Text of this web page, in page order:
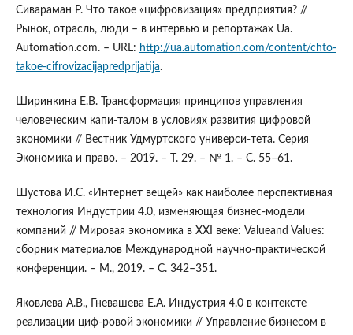
Сивараман Р. Что такое «цифровизация» предприятия? //
Рынок, отрасль, люди – в интервью и репортажах Ua.
Automation.com. – URL: http://ua.automation.com/content/chto-
takoe-cifrovizacijapredprijatija.
Ширинкина Е.В. Трансформация принципов управления
человеческим капи-талом в условиях развития цифровой
экономики // Вестник Удмуртского универси-тета. Серия
Экономика и право. – 2019. – Т. 29. – № 1. – С. 55–61.
Шустова И.С. «Интернет вещей» как наиболее перспективная
технология Индустрии 4.0, изменяющая бизнес-модели
компаний // Мировая экономика в XXI веке: Valueand Values:
сборник материалов Международной научно-практической
конференции. – М., 2019. – С. 342–351.
Яковлева А.В., Гневашева Е.А. Индустрия 4.0 в контексте
реализации циф-ровой экономики // Управление бизнесом в